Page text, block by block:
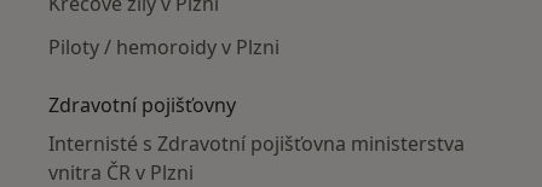
Piloty / hemoroidy v Plzni
Zdravotní pojišťovny
Internisté s Zdravotní pojišťovna ministerstva
vnitra ČR v Plzni